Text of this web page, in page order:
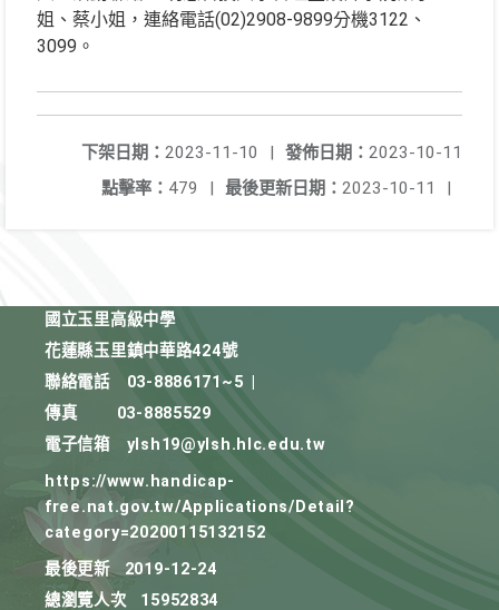
姐、蔡小姐，連絡電話(02)2908-9899分機3122、
3099。
發佈日期： 2023-10-11
下架日期： 2023-11-10
|
最後更新日期： 2023-10-11 |
點擊率： 479 |
國立玉里高級中學
花蓮縣玉里鎮中華路424號
聯絡電話
03-8886171~5
傳真
03-8885529
電子信箱
ylsh19@ylsh.hlc.edu.tw
https://www.handicap-
free.nat.gov.tw/Applications/Detail?
category=20200115132152
最後更新
2019-12-24
總瀏覽人次
15952834